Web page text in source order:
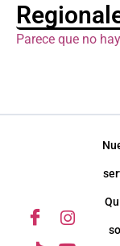
Misiones
Salta
Santa Cruz
Parece que no